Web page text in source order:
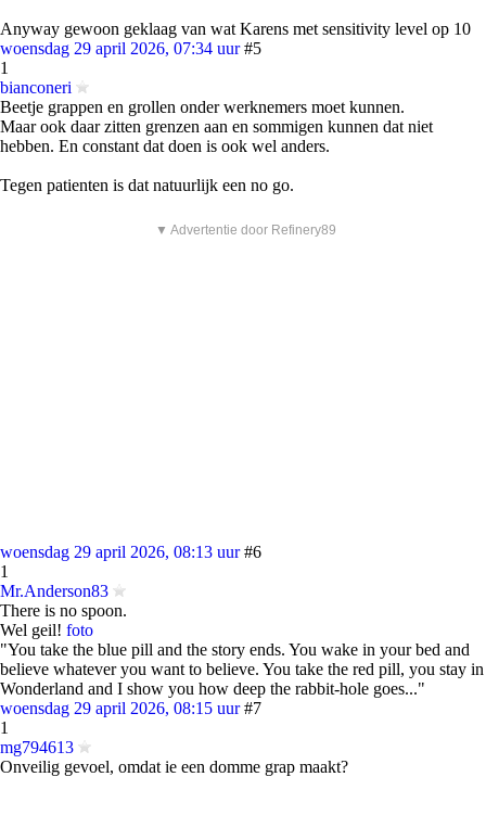
Anyway gewoon geklaag van wat Karens met sensitivity level op 10
woensdag 29 april 2026, 07:34 uur #5
1
bianconeri
Beetje grappen en grollen onder werknemers moet kunnen.
Maar ook daar zitten grenzen aan en sommigen kunnen dat niet
hebben. En constant dat doen is ook wel anders.
Tegen patienten is dat natuurlijk een no go.
▼ Advertentie door Refinery89
woensdag 29 april 2026, 08:13 uur #6
1
Mr.Anderson83
There is no spoon.
Wel geil! foto
"You take the blue pill and the story ends. You wake in your bed and
believe whatever you want to believe. You take the red pill, you stay in
Wonderland and I show you how deep the rabbit-hole goes..."
woensdag 29 april 2026, 08:15 uur #7
1
mg794613
Onveilig gevoel, omdat ie een domme grap maakt?